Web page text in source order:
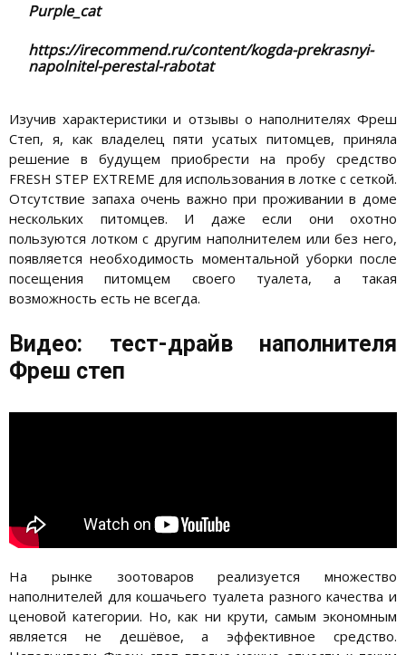
Purple_cat
https://irecommend.ru/content/kogda-prekrasnyi-
napolnitel-perestal-rabotat
Изучив характеристики и отзывы о наполнителях Фреш
Степ, я, как владелец пяти усатых питомцев, приняла
решение в будущем приобрести на пробу средство
FRESH STEP EXTREME для использования в лотке с сеткой.
Отсутствие запаха очень важно при проживании в доме
нескольких питомцев. И даже если они охотно
пользуются лотком с другим наполнителем или без него,
появляется необходимость моментальной уборки после
посещения питомцем своего туалета, а такая
возможность есть не всегда.
Видео: тест-драйв наполнителя
Фреш степ
На рынке зоотоваров реализуется множество
наполнителей для кошачьего туалета разного качества и
ценовой категории. Но, как ни крути, самым экономным
является не дешёвое, а эффективное средство.